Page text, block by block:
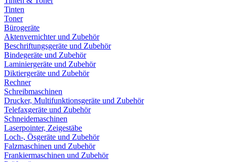
Tinten
Toner
Bürogeräte
Aktenvernichter und Zubehör
Beschriftungsgeräte und Zubehör
Bindegeräte und Zubehör
Laminiergeräte und Zubehör
Diktiergeräte und Zubehör
Rechner
Schreibmaschinen
Drucker, Multifunktionsgeräte und Zubehör
Telefaxgeräte und Zubehör
Schneidemaschinen
Laserpointer, Zeigestäbe
Loch-, Ösgeräte und Zubehör
Falzmaschinen und Zubehör
Frankiermaschinen und Zubehör